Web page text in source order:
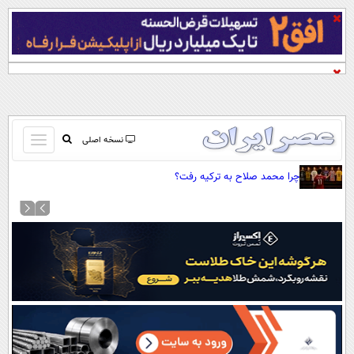
نسخه اصلی
باز
و
کردن
منو
صفحه اول
نظرسنجی
آب و هوا
سواد زندگی
چرا محمد صلاح به ترکیه رفت؟